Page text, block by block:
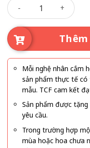
Hoa chúc mừng 63 số
Mỗi nghệ nhân cắm
sản phẩm thực tế có
mẫu. TCF cam kết
Sản phẩm được
yêu cầu.
Trong trường hợp
mùa hoặc hoa chưa